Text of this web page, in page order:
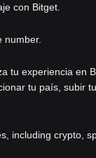
con Bitget.
number.
tu experiencia en
tu país, subir
including crypto,